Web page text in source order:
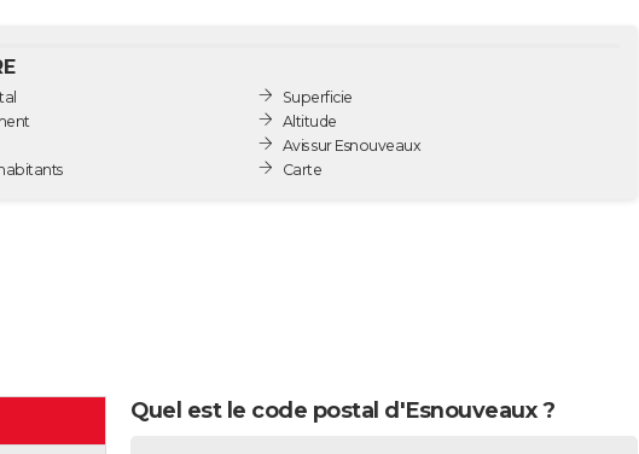
Superficie
Altitude
Avis sur Esnouveaux
Carte
Quel est le code postal d'Esnouveaux ?